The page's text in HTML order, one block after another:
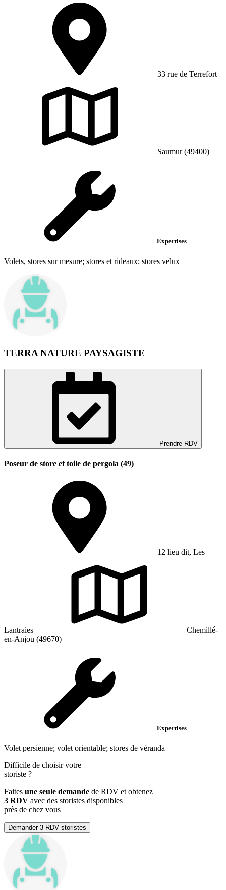
33 rue de Terrefort
Saumur (49400)
Expertises
Volets, stores sur mesure; stores et rideaux; stores velux
TERRA NATURE PAYSAGISTE
Prendre RDV
Poseur de store et toile de pergola (49)
12 lieu dit, Les
Lantraies
Chemillé-
en-Anjou (49670)
Expertises
Volet persienne; volet orientable; stores de véranda
Difficile de choisir votre
storiste ?
Faites une seule demande de RDV et obtenez
3 RDV avec des storistes disponibles
près de chez vous
Demander 3 RDV storistes